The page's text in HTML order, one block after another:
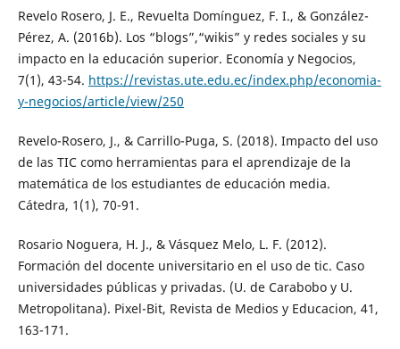
Revelo Rosero, J. E., Revuelta Domínguez, F. I., & González-
Pérez, A. (2016b). Los “blogs”,“wikis” y redes sociales y su
impacto en la educación superior. Economía y Negocios,
7(1), 43-54. https://revistas.ute.edu.ec/index.php/economia-
y-negocios/article/view/250
Revelo-Rosero, J., & Carrillo-Puga, S. (2018). Impacto del uso
de las TIC como herramientas para el aprendizaje de la
matemática de los estudiantes de educación media.
Cátedra, 1(1), 70-91.
Rosario Noguera, H. J., & Vásquez Melo, L. F. (2012).
Formación del docente universitario en el uso de tic. Caso
universidades públicas y privadas. (U. de Carabobo y U.
Metropolitana). Pixel-Bit, Revista de Medios y Educacion, 41,
163-171.